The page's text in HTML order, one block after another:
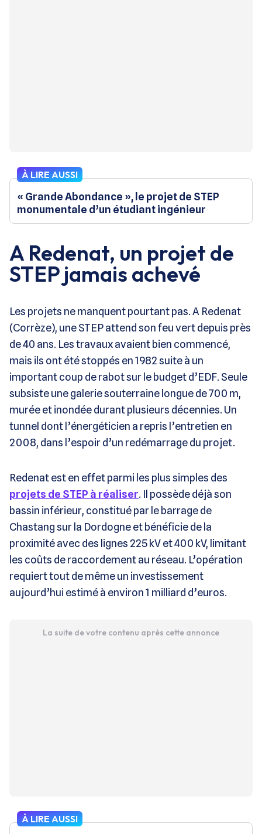
À LIRE AUSSI
« Grande Abondance », le projet de STEP
monumentale d’un étudiant ingénieur
A Redenat, un projet de
STEP jamais achevé
Les projets ne manquent pourtant pas. A Redenat
(Corrèze), une STEP attend son feu vert depuis près
de 40 ans. Les travaux avaient bien commencé,
mais ils ont été stoppés en 1982 suite à un
important coup de rabot sur le budget d’EDF. Seule
subsiste une galerie souterraine longue de 700 m,
murée et inondée durant plusieurs décennies. Un
tunnel dont l’énergéticien a repris l’entretien en
2008, dans l’espoir d’un redémarrage du projet.
Redenat est en effet parmi les plus simples des
projets de STEP à réaliser. Il possède déjà son
bassin inférieur, constitué par le barrage de
Chastang sur la Dordogne et bénéficie de la
proximité avec des lignes 225 kV et 400 kV, limitant
les coûts de raccordement au réseau. L’opération
requiert tout de même un investissement
aujourd’hui estimé à environ 1 milliard d’euros.
La suite de votre contenu après cette annonce
À LIRE AUSSI